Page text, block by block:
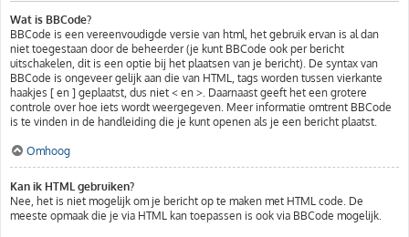
Wat is BBCode?
BBCode is een vereenvoudigde versie van html, het gebruik ervan is al dan
niet toegestaan door de beheerder (je kunt BBCode ook per bericht
uitschakelen, dit is een optie bij het plaatsen van je bericht). De syntax van
BBCode is ongeveer gelijk aan die van HTML, tags worden tussen vierkante
haakjes [ en ] geplaatst, dus niet < en >. Daarnaast geeft het een grotere
controle over hoe iets wordt weergegeven. Meer informatie omtrent BBCode
is te vinden in de handleiding die je kunt openen als je een bericht plaatst.
Omhoog
Kan ik HTML gebruiken?
Nee, het is niet mogelijk om je bericht op te maken met HTML code. De
meeste opmaak die je via HTML kan toepassen is ook via BBCode mogelijk.